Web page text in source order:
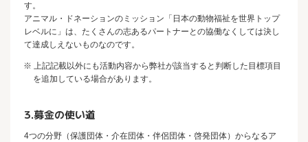
す。
アニマル・ドネーションのミッション「日本の動物福祉を世界トップ
レベルに」は、たくさんの志あるパートナーとの協働なくしては決し
て達成しえないものなのです。
※ 上記記載以外にも活動内容から弊社が該当すると判断した目標項目
を追加している場合があります。
3.募金の使い道
4つの分野（保護団体・介在団体・伴侶団体・啓発団体）からなるア